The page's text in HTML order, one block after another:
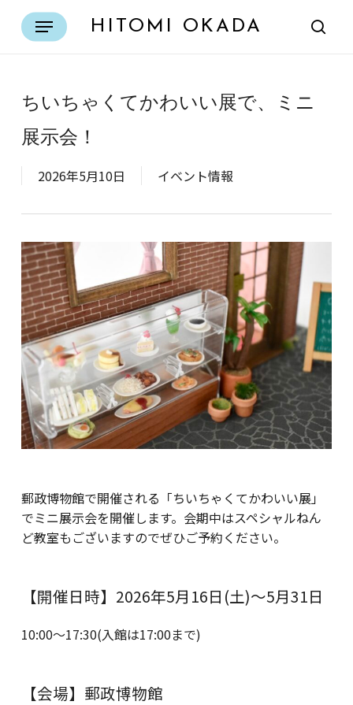
HITOMI OKADA
Menu
ちいちゃくてかわいい展で、ミニ
展示会！
2026年5月10日 イベント情報
郵政博物館で開催される「ちいちゃくてかわいい展」
でミニ展示会を開催します。会期中はスペシャルねん
ど教室もございますのでぜひご予約ください。
【開催日時】2026年5月16日(土)～5月31日
10:00〜17:30(入館は17:00まで)
【会場】郵政博物館